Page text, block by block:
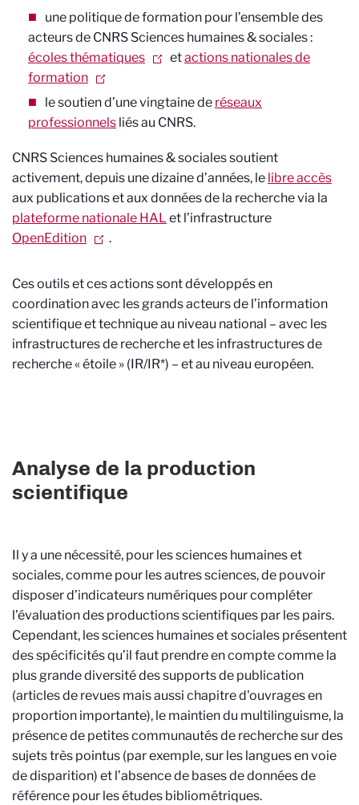
une politique de formation pour l’ensemble des
acteurs de CNRS Sciences humaines & sociales :
écoles thématiques
etactions nationales de
formation
le soutien d’une vingtaine de réseaux
professionnels liés au CNRS.
CNRS Sciences humaines & sociales soutient
activement, depuis une dizaine d’années, le libre accès
aux publications et aux données de la recherche via la
plateforme nationale HAL et l’infrastructure
OpenEdition
.
Ces outils et ces actions sont développés en
coordination avec les grands acteurs de l’information
scientifique et technique au niveau national – avec les
infrastructures de recherche et les infrastructures de
recherche« étoile » (IR/IR*) – et au niveau européen.
Analyse de la production
scientifique
Il y a une nécessité, pour les sciences humaines et
sociales, comme pour les autres sciences, de pouvoir
disposer d’indicateurs numériques pour compléter
l’évaluation des productions scientifiques par les pairs.
Cependant, les sciences humaines et sociales présentent
des spécificités qu’il faut prendre en compte comme la
plus grande diversité des supports de publication
(articles de revues mais aussi chapitre d'ouvrages en
proportion importante), le maintien du multilinguisme, la
présence de petites communautés de recherche sur des
sujets très pointus (par exemple, sur les langues en voie
de disparition) et l’absence de bases de données de
référence pour les études bibliométriques.